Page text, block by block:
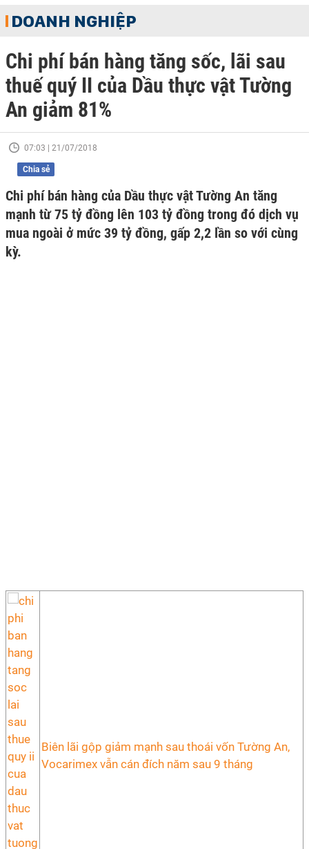
DOANH NGHIỆP
Chi phí bán hàng tăng sốc, lãi sau
thuế quý II của Dầu thực vật Tường
An giảm 81%
07:03 | 21/07/2018
Chia sẻ
Chi phí bán hàng của Dầu thực vật Tường An tăng
mạnh từ 75 tỷ đồng lên 103 tỷ đồng trong đó dịch vụ
mua ngoài ở mức 39 tỷ đồng, gấp 2,2 lần so với cùng
kỳ.
Biên lãi gộp giảm mạnh sau thoái vốn Tường An,
Vocarimex vẫn cán đích năm sau 9 tháng